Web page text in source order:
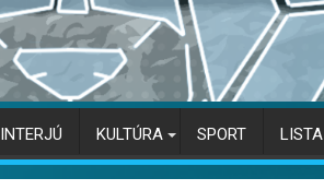
INTERJÚ KULTÚRA SPORT LISTA